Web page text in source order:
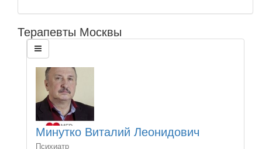
Терапевты Москвы
Минутко Виталий Леонидович
Психиатр